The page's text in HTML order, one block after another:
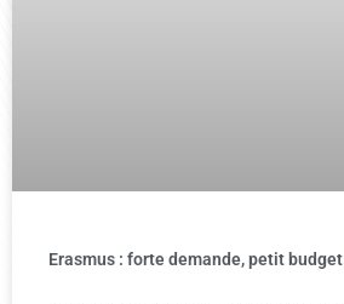
Erasmus : forte demande, petit budget